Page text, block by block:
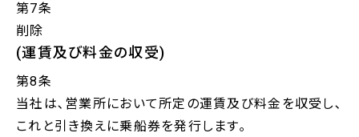
第7条
削除
(運賃及び料金の収受)
第8条
当社は､営業所において所定の運賃及び料金を収受し､
これと引き換えに乗船券を発行します｡